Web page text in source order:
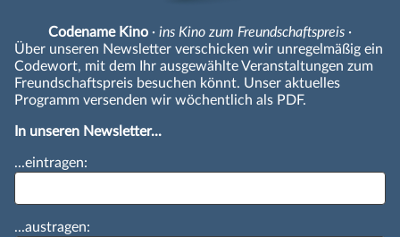
Codename Kino · ins Kino zum Freundschaftspreis ·
Über unseren Newsletter verschicken wir unregelmäßig ein
Codewort, mit dem Ihr ausgewählte Veranstaltungen zum
Freundschaftspreis besuchen könnt. Unser aktuelles
Programm versenden wir wöchentlich als PDF.
In unseren Newsletter...
...eintragen:
...austragen: